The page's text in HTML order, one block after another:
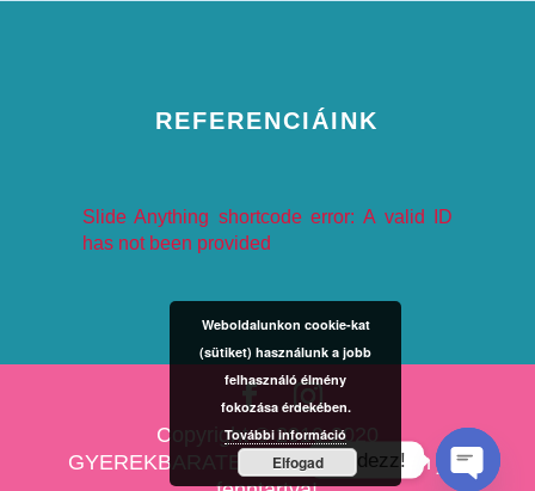
REFERENCIÁINK
Slide Anything shortcode error: A valid ID
has not been provided
Copyright © 2010-2020
GYEREKBARATESKUVO.HU Minden jog
Weboldalunkon cookie-kat
(sütiket) használunk a jobb
felhasználó élmény
fokozása érdekében.
További információ
Elfogad Kérdezz!